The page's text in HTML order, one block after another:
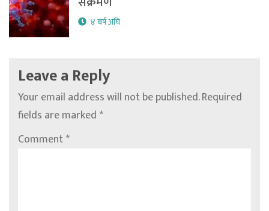
४ बर्ष अघि
Leave a Reply
Your email address will not be published.Required
fields are marked*
Comment*